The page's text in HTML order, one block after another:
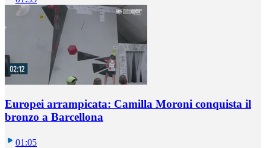
Europei arrampicata: Camilla Moroni conquista il
bronzo a Barcellona
01:05